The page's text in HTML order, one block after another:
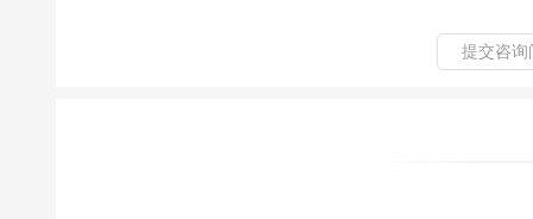
提交咨询